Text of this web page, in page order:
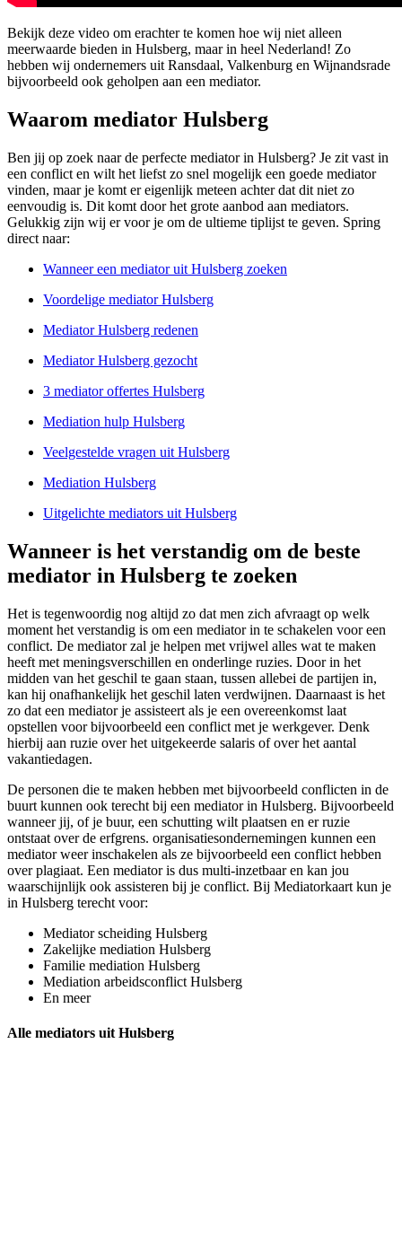
Bekijk deze video om erachter te komen hoe wij niet alleen
meerwaarde bieden in Hulsberg, maar in heel Nederland! Zo
hebben wij ondernemers uit Ransdaal, Valkenburg en Wijnandsrade
bijvoorbeeld ook geholpen aan een mediator.
Waarom mediator Hulsberg
Ben jij op zoek naar de perfecte mediator in Hulsberg? Je zit vast in
een conflict en wilt het liefst zo snel mogelijk een goede mediator
vinden, maar je komt er eigenlijk meteen achter dat dit niet zo
eenvoudig is. Dit komt door het grote aanbod aan mediators.
Gelukkig zijn wij er voor je om de ultieme tiplijst te geven. Spring
direct naar:
Wanneer een mediator uit Hulsberg zoeken
Voordelige mediator Hulsberg
Mediator Hulsberg redenen
Mediator Hulsberg gezocht
3 mediator offertes Hulsberg
Mediation hulp Hulsberg
Veelgestelde vragen uit Hulsberg
Mediation Hulsberg
Uitgelichte mediators uit Hulsberg
Wanneer is het verstandig om de beste
mediator in Hulsberg te zoeken
Het is tegenwoordig nog altijd zo dat men zich afvraagt op welk
moment het verstandig is om een mediator in te schakelen voor een
conflict. De mediator zal je helpen met vrijwel alles wat te maken
heeft met meningsverschillen en onderlinge ruzies. Door in het
midden van het geschil te gaan staan, tussen allebei de partijen in,
kan hij onafhankelijk het geschil laten verdwijnen. Daarnaast is het
zo dat een mediator je assisteert als je een overeenkomst laat
opstellen voor bijvoorbeeld een conflict met je werkgever. Denk
hierbij aan ruzie over het uitgekeerde salaris of over het aantal
vakantiedagen.
De personen die te maken hebben met bijvoorbeeld conflicten in de
buurt kunnen ook terecht bij een mediator in Hulsberg. Bijvoorbeeld
wanneer jij, of je buur, een schutting wilt plaatsen en er ruzie
ontstaat over de erfgrens. organisatiesondernemingen kunnen een
mediator weer inschakelen als ze bijvoorbeeld een conflict hebben
over plagiaat. Een mediator is dus multi-inzetbaar en kan jou
waarschijnlijk ook assisteren bij je conflict. Bij Mediatorkaart kun je
in Hulsberg terecht voor:
Mediator scheiding Hulsberg
Zakelijke mediation Hulsberg
Familie mediation Hulsberg
Mediation arbeidsconflict Hulsberg
En meer
Alle mediators uit Hulsberg